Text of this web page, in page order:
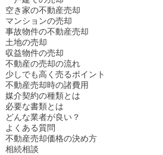
空き家の不動産売却
マンションの売却
事故物件の不動産売却
土地の売却
収益物件の売却
不動産の売却の流れ
少しでも高く売るポイント
不動産売却時の諸費用
媒介契約の種類とは
必要な書類とは
どんな業者が良い？
よくある質問
不動産売却価格の決め方
相続相談